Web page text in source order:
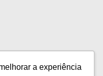
a experiência